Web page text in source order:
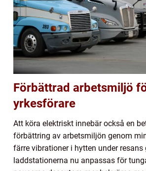
Förbättrad arbetsmiljö
yrkesförare
Att köra elektriskt innebär också en
förbättring av arbetsmiljön genom
färre vibrationer i hytten under resans
laddstationerna nu anpassas för